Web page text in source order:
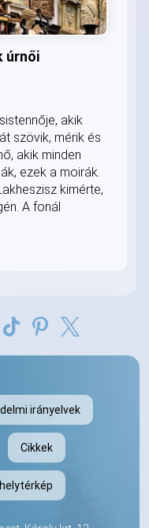
úrnői
akik
szövik, mérik és
akik minden
ezek a moirák.
kimérte,
A fonál
irányelvek
Cikkek